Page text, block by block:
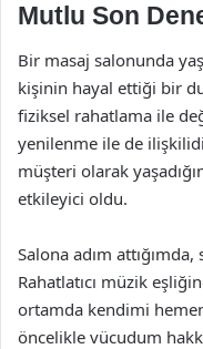
Mutlu Son
Bir masaj salonunda
kişinin hayal ettiği bir
fiziksel rahatlama ile
yenilenme ile de
müşteri olarak
etkileyici oldu.
Salona adım attığımda,
Rahatlatıcı müzik
ortamda kendimi
öncelikle vücudum